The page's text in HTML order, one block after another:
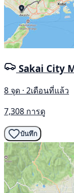
Sakai City
8 จุด · 2เดือนที่แล้ว
7,308 การดู
บันทึก